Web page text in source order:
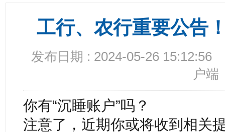
工行、农行重要公告
发布日期 : 2024-05-26 15:12:56
户端
你有“沉睡账户”吗？
注意了，近期你或将收到相关